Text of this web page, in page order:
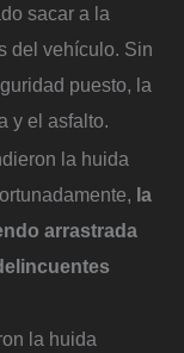
sacar a la
del vehículo. Sin
puesto, la
y el asfalto.
la huida
la
arrastrada
la huida